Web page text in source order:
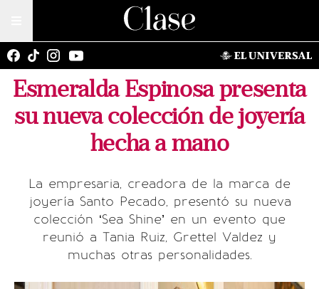
Esmeralda Espinosa presenta
su nueva colección de joyería
hecha a mano
La empresaria, creadora de la marca de
joyería Santo Pecado, presentó su nueva
colección ‘Sea Shine’ en un evento que
reunió a Tania Ruiz, Grettel Valdez y
muchas otras personalidades.